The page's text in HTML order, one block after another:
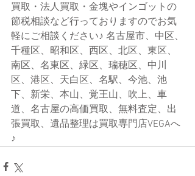
買取・法人買取・金塊やインゴットの
節税相談など行っておりますのでお気
軽にご相談ください♪ 名古屋市、中区、
千種区、昭和区、西区、北区、東区、
南区、名東区、緑区、瑞穂区、中川
区、港区、天白区、名駅、今池、池
下、新栄、本山、覚王山、吹上、車
道、名古屋の高価買取、無料査定、出
張買取、遺品整理は買取専門店VEGAへ
♪